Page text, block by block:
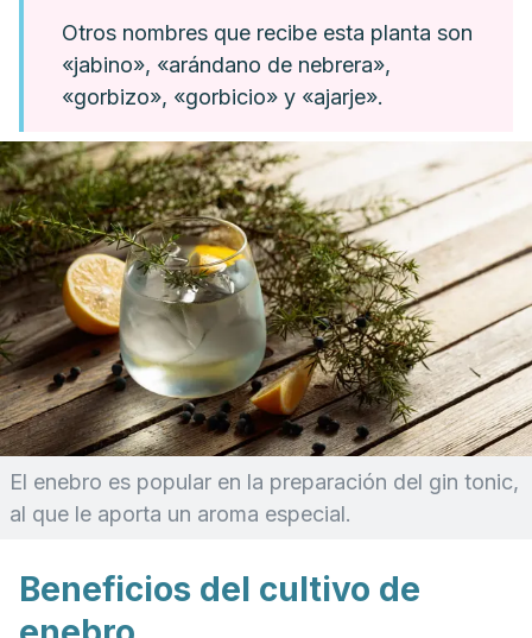
Otros nombres que recibe esta planta son
«jabino», «arándano de nebrera»,
«gorbizo», «gorbicio» y «ajarje».
El enebro es popular en la preparación del gin tonic,
al que le aporta un aroma especial.
Beneficios del cultivo de